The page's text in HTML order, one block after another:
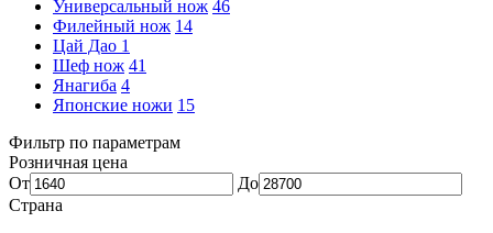
Универсальный нож 46
Филейный нож 14
Цай Дао 1
Шеф нож 41
Янагиба 4
Японские ножи 15
Фильтр по параметрам
Розничная цена
От
До
Страна